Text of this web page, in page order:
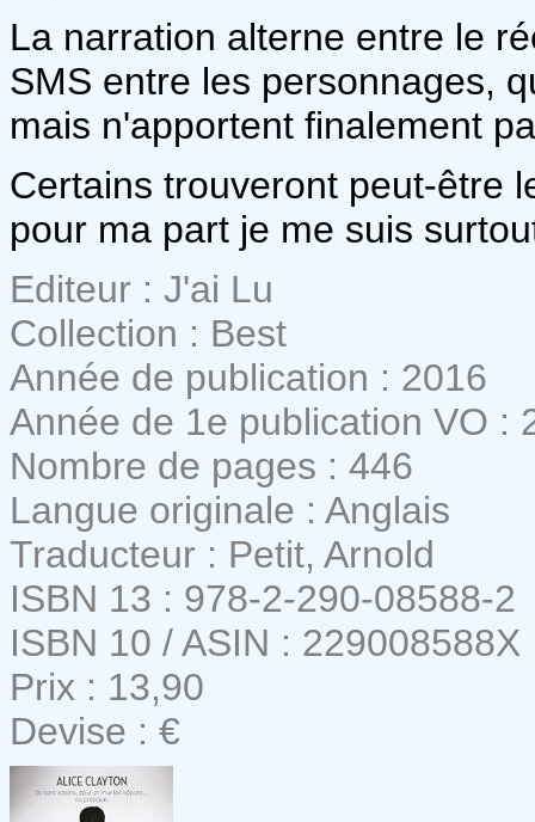
La narration alterne entre le
SMS entre les personnages,
mais n'apportent finalement
Certains trouveront peut-être
pour ma part je me suis
Editeur : J'ai Lu
Collection : Best
Année de publication : 2016
Année de 1e publication VO :
Nombre de pages : 446
Langue originale : Anglais
Traducteur : Petit, Arnold
ISBN 13 : 978-2-290-08588-2
ISBN 10 / ASIN : 229008588X
Prix : 13,90
Devise : €